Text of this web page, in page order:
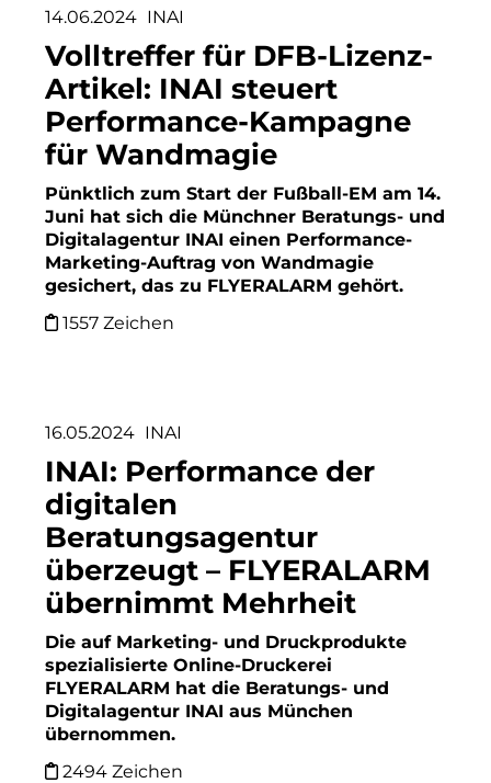
Eternal Power
Eventnet
F4 Immobilien GmbH
Finanzchef24
Frameworks
Gemeinde Hallbergmoos
Gemeinde Taufkirchen
H2Global
Hallberger Kultursommer
HERZOG MAX
Hausbank München
INAI
Initiative Central Quartier
Interhyp
14.06.2024 INAI
Volltreffer für DFB-Lizenz-
Artikel: INAI steuert
Performance-Kampagne
für Wandmagie
Pünktlich zum Start der Fußball-EM am 14.
Juni hat sich die Münchner Beratungs- und
Digitalagentur INAI einen Performance-
Marketing-Auftrag von Wandmagie
gesichert, das zu FLYERALARM gehört.
1557 Zeichen
16.05.2024 INAI
INAI: Performance der
digitalen
Beratungsagentur
überzeugt – FLYERALARM
übernimmt Mehrheit
Die auf Marketing- und Druckprodukte
spezialisierte Online-Druckerei
FLYERALARM hat die Beratungs- und
Digitalagentur INAI aus München
übernommen.
2494 Zeichen